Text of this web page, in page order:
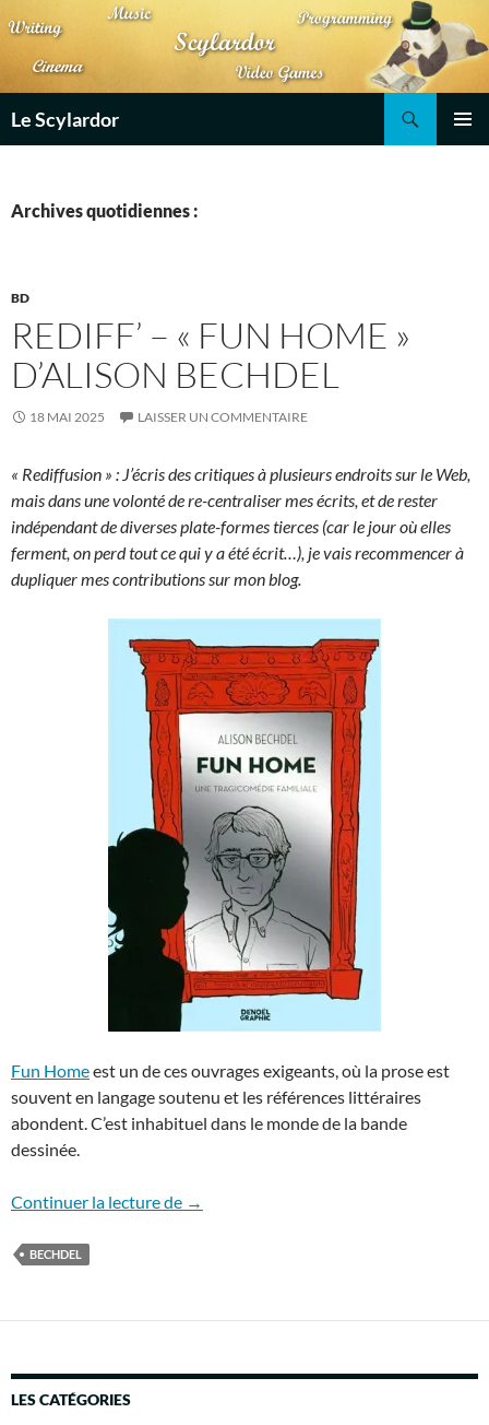
au
contenu
Le Scylardor
Archives quotidiennes :
BD
REDIFF’ – « FUN HOME »
D’ALISON BECHDEL
18 MAI 2025 LAISSER UN COMMENTAIRE
« Rediffusion » : J’écris des critiques à plusieurs endroits sur le Web,
mais dans une volonté de re-centraliser mes écrits, et de rester
indépendant de diverses plate-formes tierces (car le jour où elles
ferment, on perd tout ce qui y a été écrit…), je vais recommencer à
dupliquer mes contributions sur mon blog.
Fun Homeest un de ces ouvrages exigeants, où la prose est
souvent en langage soutenu et les références littéraires
abondent. C’est inhabituel dans le monde de la bande
dessinée.
Continuer la lecture de Rediff’ – « Fun Home » d’Alison Bechdel
→
BECHDEL
LES CATÉGORIES